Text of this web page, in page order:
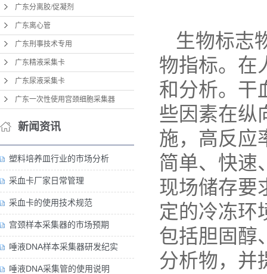
广东分离胶/促凝剂
广东离心管
广东刑事技术专用
广东精液采集卡
广东尿液采集卡
广东一次性使用宫颈细胞采集器
新闻资讯
塑料培养皿行业的市场分析
采血卡厂家日常管理
采血卡的使用技术规范
宫颈样本采集器的市场预期
唾液DNA样本采集器研发纪实
唾液DNA采集管的使用说明
生物标志
物指标。在
和分析。干
些因素在纵
施，高反应
简单、快速
现场储存要
定的冷冻环
包括胆固醇
分析物，并